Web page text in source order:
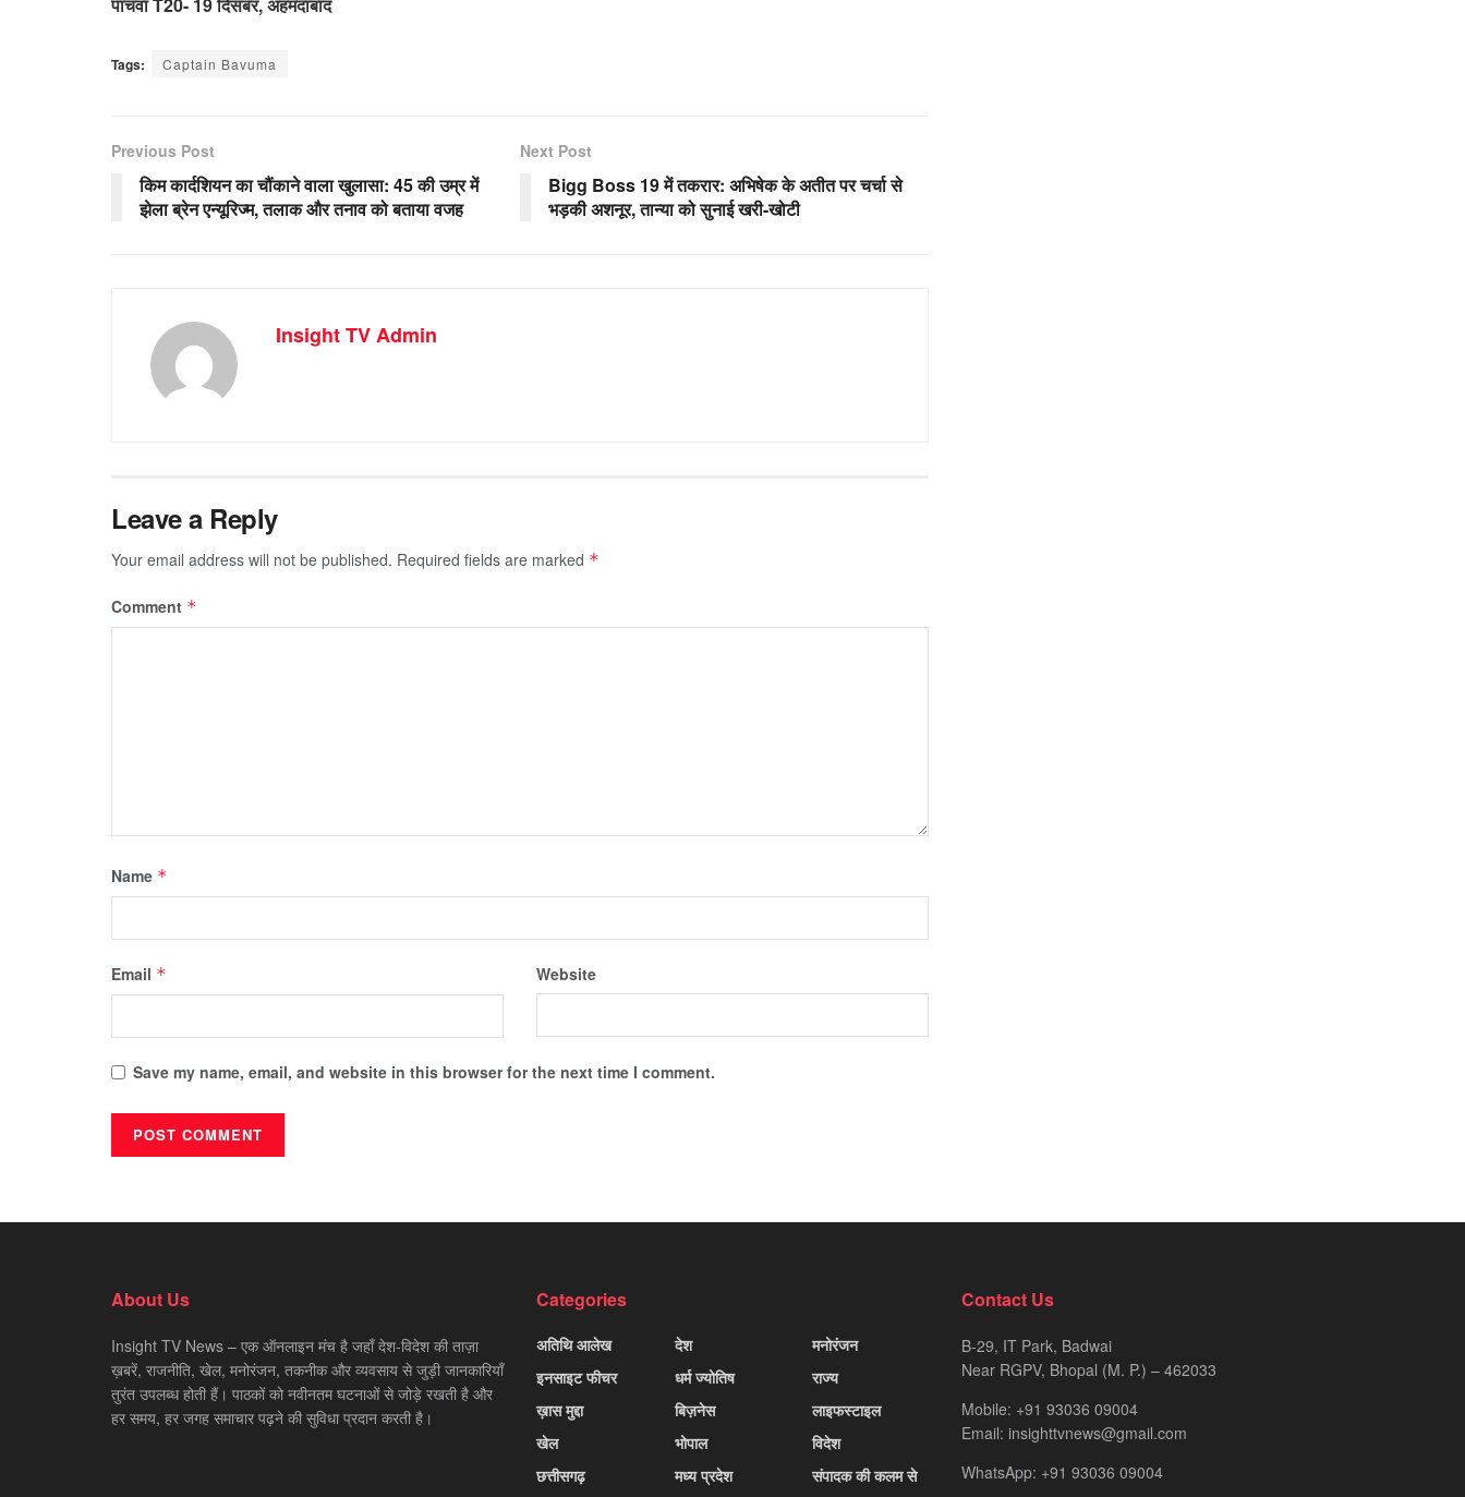
Tags: Captain Bavuma
Previous Post
किम कार्दशियन का चौंकाने वाला खुलासा: 45 की उम्र में
झेला ब्रेन एन्यूरिज्म, तलाक और तनाव को बताया वजह
Next Post
Bigg Boss 19 में तकरार: अभिषेक के अतीत पर चर्चा से
भड़की अशनूर, तान्या को सुनाई खरी-खोटी
Insight TV Admin
Leave a Reply
Your email address will not be published. Required fields are marked *
Comment *
Name *
Email * Website
Save my name, email, and website in this browser for the next time I comment.
About Us
Insight TV News – एक ऑनलाइन मंच है जहाँ देश-विदेश की ताज़ा
ख़बरें, राजनीति, खेल, मनोरंजन, तकनीक और व्यवसाय से जुड़ी जानकारियाँ
तुरंत उपलब्ध होती हैं। पाठकों को नवीनतम घटनाओं से जोड़े रखती है और
हर समय, हर जगह समाचार पढ़ने की सुविधा प्रदान करती है।
Categories
अतिथि आलेख
इनसाइट फीचर
ख़ास मुद्दा
खेल
छत्तीसगढ़
देश
धर्म ज्योतिष
बिज़नेस
भोपाल
मध्य प्रदेश
मनोरंजन
राज्य
लाइफस्टाइल
विदेश
संपादक की कलम से
Contact Us
B-29, IT Park, Badwai
Near RGPV, Bhopal (M. P.) – 462033
Mobile: +91 93036 09004
Email: insighttvnews@gmail.com
WhatsApp: +91 93036 09004